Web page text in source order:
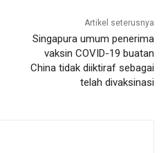
Artikel seterusnya
Singapura umum penerima
vaksin COVID-19 buatan
China tidak diiktiraf sebagai
telah divaksinasi